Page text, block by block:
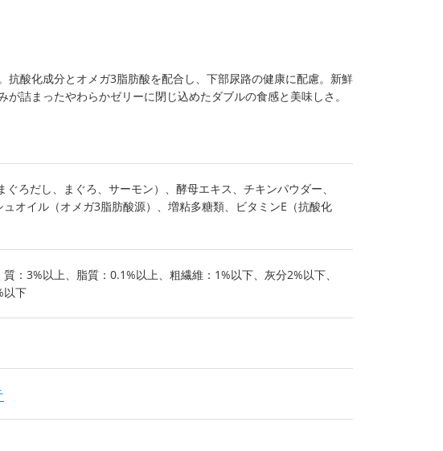
抗酸化成分とオメガ3脂肪酸を配合し、下部尿路の健康に配慮。新鮮
詰まったやわらかゼリーに閉じ込めたダブルの食感と美味しさ。
ぐろだし、まぐろ、サーモン）、酵母エキス、チキンパウダー、
ュオイル（オメガ3脂肪酸源）、増粘多糖類、ビタミンE（抗酸化
質：3%以上、脂質：0.1%以上、粗繊維：1%以下、灰分2%以下、
以下